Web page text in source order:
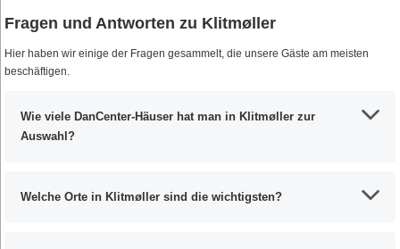
Fragen und Antworten zu Klitmøller
Hier haben wir einige der Fragen gesammelt, die unsere Gäste am meisten
beschäftigen.
Wie viele DanCenter-Häuser hat man in Klitmøller zur
Auswahl?
Welche Orte in Klitmøller sind die wichtigsten?